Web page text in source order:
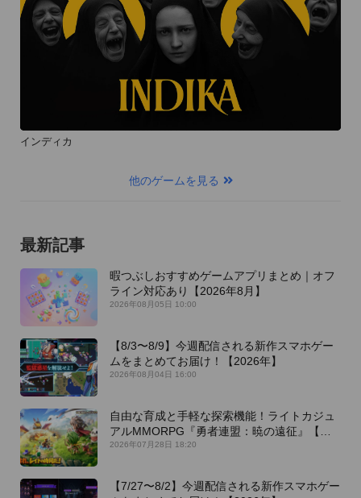
インディカ
他のゲームを見る
最新記事
暇つぶしおすすめゲームアプリまとめ｜オフ
ライン対応あり【2026年8月】
2026年08月05日 10:00
【8/3〜8/9】今週配信される新作スマホゲー
ムをまとめてお届け！【2026年】
2026年08月04日 16:00
自由な育成と手軽な探索機能！ライトカジュ
アルMMORPG『勇者連盟：暁の遠征』【最
新作PICKUP】
2026年07月28日 18:20
【7/27〜8/2】今週配信される新作スマホゲー